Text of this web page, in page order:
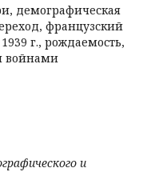
демографическая
французский
г., рождаемость,
войнами
и